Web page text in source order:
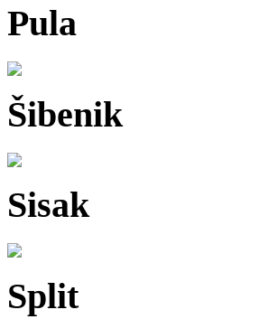
Pula
Šibenik
Sisak
Split